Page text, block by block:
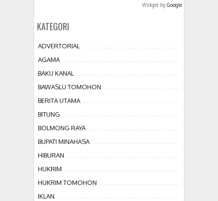
Widget by Google
KATEGORI
ADVERTORIAL
AGAMA
BAKU KANAL
BAWASLU TOMOHON
BERITA UTAMA
BITUNG
BOLMONG RAYA
BUPATI MINAHASA
HIBURAN
HUKRIM
HUKRIM TOMOHON
IKLAN